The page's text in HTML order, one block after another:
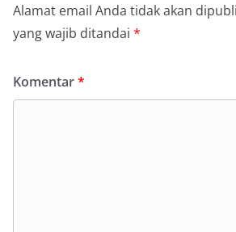
Alamat email Anda tidak akan
yang wajib ditandai *
Komentar*